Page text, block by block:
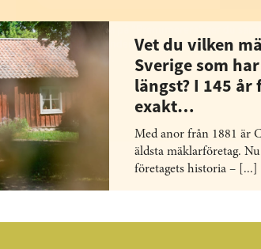
Vet du vilken
Sverige som
längst? I 145
exakt…
Med anor från 1881 är
äldsta mäklarföretag.
företagets historia – [...]
Genom att klicka på "Prenumerera" ger du
sparar och använder dina personuppgifter i
integritetspolicy.